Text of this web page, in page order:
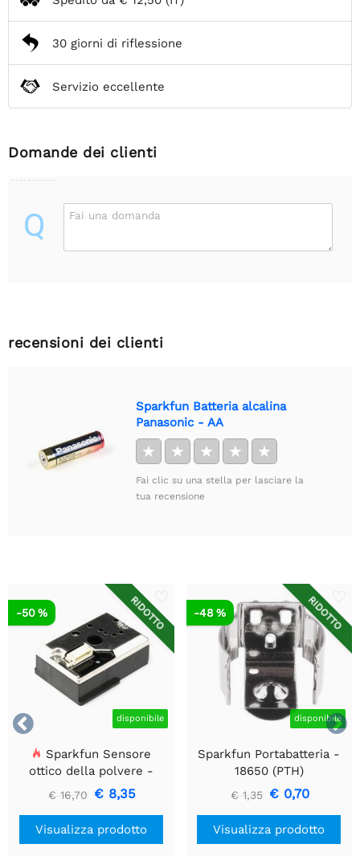
30 giorni di riflessione
Servizio eccellente
Domande dei clienti
Q Fai una domanda
recensioni dei clienti
Sparkfun Batteria alcalina
Panasonic - AA
★ ★ ★ ★ ★
Fai clic su una stella per lasciare la
tua recensione


RIDOTTO
disponibile
-50 %
Sparkfun Sensore
ottico della polvere -
GP2Y1010AU0F
€ 16,70 € 8,35
Visualizza prodotto
RIDOTTO
disponibile
-48 %
Sparkfun Portabatteria -
18650 (PTH)
€ 1,35 € 0,70
Visualizza prodotto